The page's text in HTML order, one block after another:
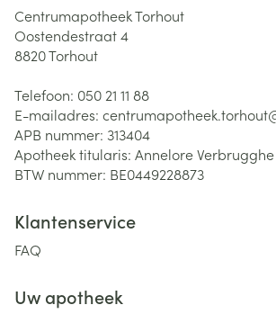
Centrumapotheek Torhout
Oostendestraat 4
8820Torhout
Telefoon: 050 21 11 88
E-mailadres:
APB nummer: 313404
Apotheek titularis: Annelore Verbrugghe
BTW nummer: BE0449228873
Klantenservice
FAQ
Uw apotheek